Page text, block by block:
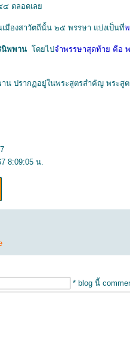
๔ ตลอดเล
มืองสาวัตถีนั้น ๒๕ พรรษา แบ่งเป็นที่
นิพพาน ดยไปจําพรรษาสุดท้าย คือ
น ปรากฏอยู่ในพระสูตรสําคัญ พระสู
8:09:05 น.
* blog นี้